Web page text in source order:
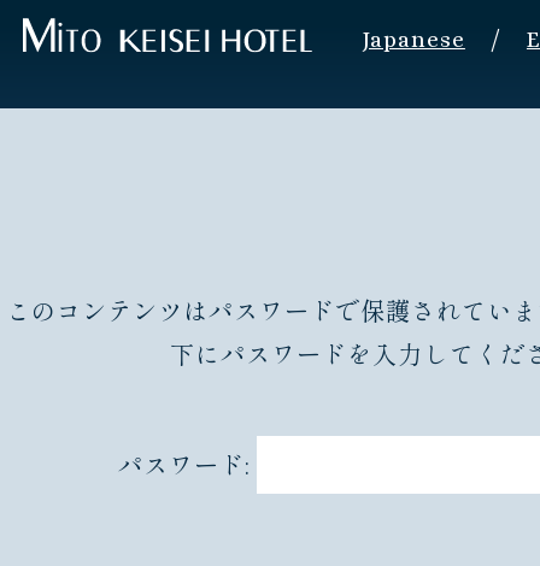
Japanese /
このコンテンツはパスワードで保護されてい
下にパスワードを入力してくだ
パスワード: